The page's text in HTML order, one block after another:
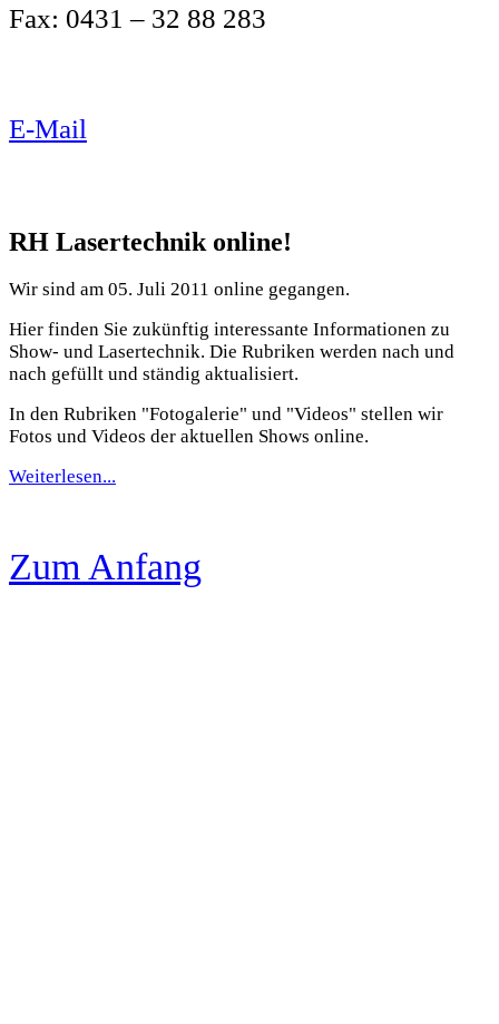
Fax: 0431 – 32 88 283
E-Mail
RH Lasertechnik online!
Wir sind am 05. Juli 2011 online gegangen.
Hier finden Sie zukünftig interessante Informationen zu
Show- und Lasertechnik. Die Rubriken werden nach und
nach gefüllt und ständig aktualisiert.
In den Rubriken "Fotogalerie" und "Videos" stellen wir
Fotos und Videos der aktuellen Shows online.
Weiterlesen...
Zum Anfang